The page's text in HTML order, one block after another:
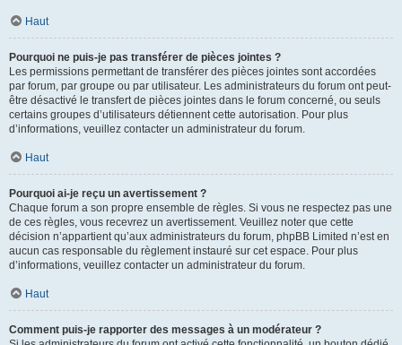
Haut
Pourquoi ne puis-je pas transférer de pièces jointes ?
Les permissions permettant de transférer des pièces jointes sont accordées
par forum, par groupe ou par utilisateur. Les administrateurs du forum ont peut-
être désactivé le transfert de pièces jointes dans le forum concerné, ou seuls
certains groupes d’utilisateurs détiennent cette autorisation. Pour plus
d’informations, veuillez contacter un administrateur du forum.
Haut
Pourquoi ai-je reçu un avertissement ?
Chaque forum a son propre ensemble de règles. Si vous ne respectez pas une
de ces règles, vous recevrez un avertissement. Veuillez noter que cette
décision n’appartient qu’aux administrateurs du forum, phpBB Limited n’est en
aucun cas responsable du règlement instauré sur cet espace. Pour plus
d’informations, veuillez contacter un administrateur du forum.
Haut
Comment puis-je rapporter des messages à un modérateur ?